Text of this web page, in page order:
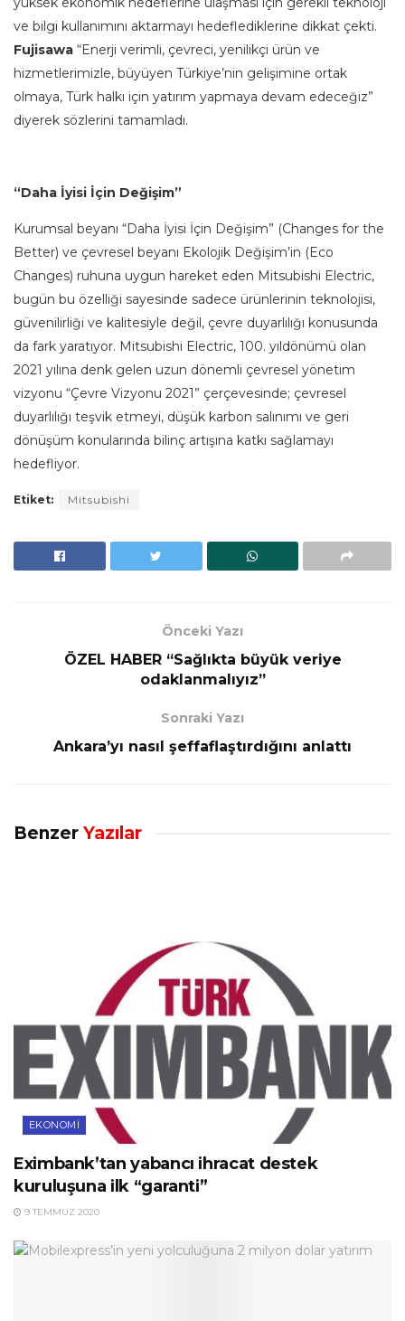
ve bilgi kullanımını aktarmayı hedeflediklerine dikkat çekti.
Fujisawa “Enerji verimli, çevreci, yenilikçi ürün ve
hizmetlerimizle, büyüyen Türkiye’nin gelişimine ortak
olmaya, Türk halkı için yatırım yapmaya devam edeceğiz”
diyerek sözlerini tamamladı.
“Daha İyisi İçin Değişim”
Kurumsal beyanı “Daha İyisi İçin Değişim” (Changes for the
Better) ve çevresel beyanı Ekolojik Değişim’in (Eco
Changes) ruhuna uygun hareket eden Mitsubishi Electric,
bugün bu özelliği sayesinde sadece ürünlerinin teknolojisi,
güvenilirliği ve kalitesiyle değil, çevre duyarlılığı konusunda
da fark yaratıyor. Mitsubishi Electric, 100. yıldönümü olan
2021 yılına denk gelen uzun dönemli çevresel yönetim
vizyonu “Çevre Vizyonu 2021” çerçevesinde; çevresel
duyarlılığı teşvik etmeyi, düşük karbon salınımı ve geri
dönüşüm konularında bilinç artışına katkı sağlamayı
hedefliyor.
Etiket: Mitsubishi
Önceki Yazı
ÖZEL HABER “Sağlıkta büyük veriye
odaklanmalıyız”
Sonraki Yazı
Ankara’yı nasıl şeffaflaştırdığını anlattı
Benzer Yazılar
EKONOMI
Eximbank’tan yabancı ihracat destek
kuruluşuna ilk “garanti”
9 TEMMUZ 2020